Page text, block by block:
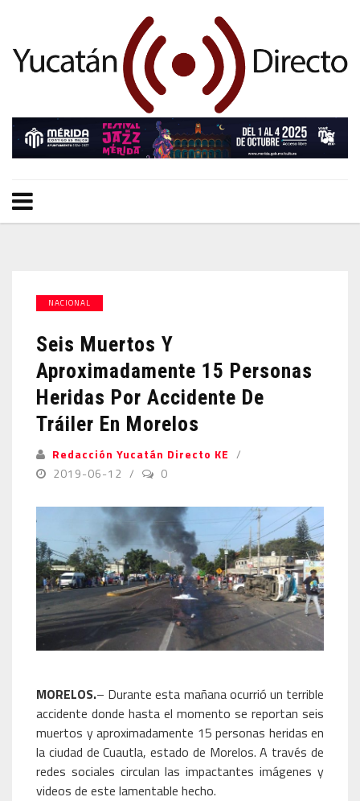
NACIONAL
Seis Muertos Y
Aproximadamente 15 Personas
Heridas Por Accidente De
Tráiler En Morelos
Redacción Yucatán Directo KE
2019-06-12
0
MORELOS.– Durante esta mañana ocurrió un terrible
accidente donde hasta el momento se reportan seis
muertos y aproximadamente 15 personas heridas en
la ciudad de Cuautla, estado de Morelos. A través de
redes sociales circulan las impactantes imágenes y
videos de este lamentable hecho.